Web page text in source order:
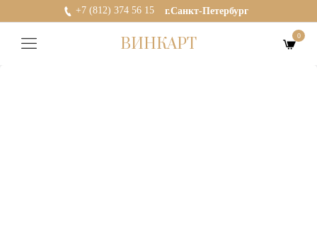
+7 (812) 374 56 15 г.Санкт-Петербург
ВИНКАРТ 0